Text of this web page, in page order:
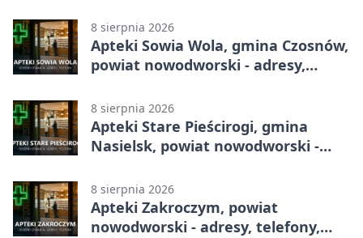
8 sierpnia 2026
Apteki Sowia Wola, gmina Czosnów,
powiat nowodworski - adresy,
8 sierpnia 2026
Apteki Stare Pieścirogi, gmina
Nasielsk, powiat nowodworski -
8 sierpnia 2026
Apteki Zakroczym, powiat
nowodworski - adresy, telefony,